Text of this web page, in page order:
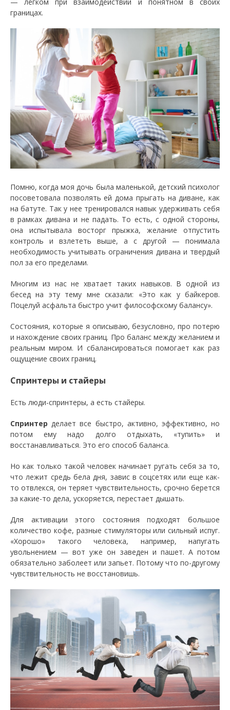
— легком при взаимодействии и понятном в своих
границах.
Помню, когда моя дочь была маленькой, детский психолог
посоветовала позволять ей дома прыгать на диване, как
на батуте. Так у нее тренировался навык удерживать себя
в рамках дивана и не падать. То есть, с одной стороны,
она испытывала восторг прыжка, желание отпустить
контроль и взлететь выше, а с другой — понимала
необходимость учитывать ограничения дивана и твердый
пол за его пределами.
Многим из нас не хватает таких навыков. В одной из
бесед на эту тему мне сказали: «Это как у байкеров.
Поцелуй асфальта быстро учит философскому балансу».
Состояния, которые я описываю, безусловно, про потерю
и нахождение своих границ. Про баланс между желанием и
реальным миром. И сбалансироваться помогает как раз
ощущение своих границ.
Спринтеры и стайеры
Есть люди-спринтеры, а есть стайеры.
Спринтер делает все быстро, активно, эффективно, но
потом ему надо долго отдыхать, «тупить» и
восстанавливаться. Это его способ баланса.
Но как только такой человек начинает ругать себя за то,
что лежит средь бела дня, завис в соцсетях или еще как-
то отвлекся, он теряет чувствительность, срочно берется
за какие-то дела, ускоряется, перестает дышать.
Для активации этого состояния подходят большое
количество кофе, разные стимуляторы или сильный испуг.
«Хорошо» такого человека, например, напугать
увольнением — вот уже он заведен и пашет. А потом
обязательно заболеет или запьет. Потому что по-другому
чувствительность не восстановишь.